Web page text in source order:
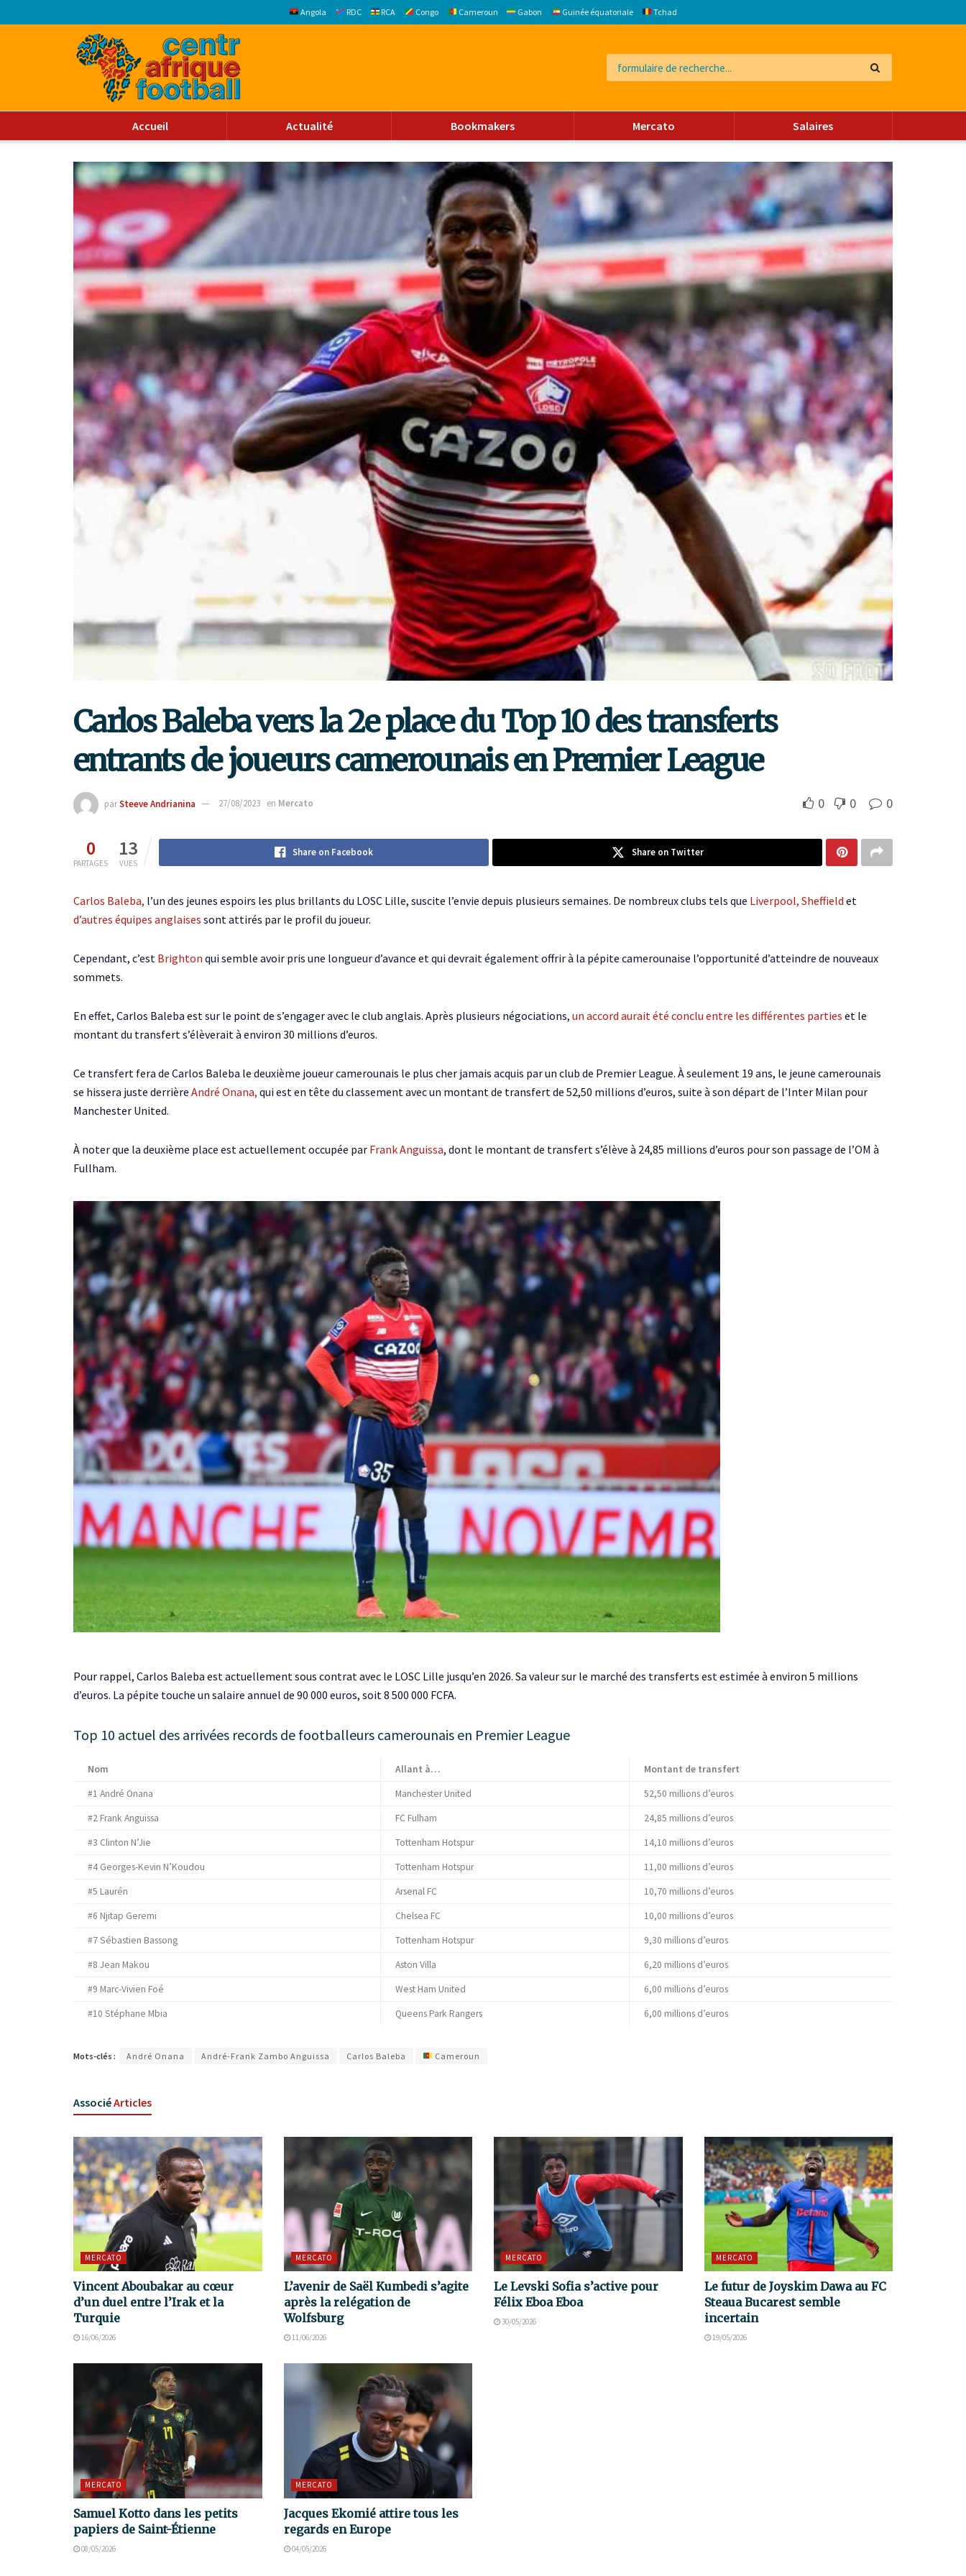
Angola RDC RCA Congo Cameroun Gabon Guinée équatoriale Tchad
Accueil Actualité Bookmakers Mercato Salaires
Carlos Baleba vers la 2e place du Top 10 des transferts
entrants de joueurs camerounais en Premier League
parSteeve Andrianina 27/08/2023 en Mercato 0 0 0
0
PARTAGES
13
VUES
Share on Facebook Share on Twitter
Carlos Baleba, l’un des jeunes espoirs les plus brillants du LOSC Lille, suscite l’envie depuis plusieurs semaines. De nombreux clubs tels que Liverpool, Sheffield et
d’autres équipes anglaises sont attirés par le profil du joueur.
Cependant, c’est Brighton qui semble avoir pris une longueur d’avance et qui devrait également offrir à la pépite camerounaise l’opportunité d’atteindre de nouveaux
sommets.
En effet, Carlos Baleba est sur le point de s’engager avec le club anglais. Après plusieurs négociations, un accord aurait été conclu entre les différentes parties et le
montant du transfert s’élèverait à environ 30 millions d’euros.
Ce transfert fera de Carlos Baleba le deuxième joueur camerounais le plus cher jamais acquis par un club de Premier League. À seulement 19 ans, le jeune camerounais
se hissera juste derrière André Onana, qui est en tête du classement avec un montant de transfert de 52,50 millions d’euros, suite à son départ de l’Inter Milan pour
Manchester United.
À noter que la deuxième place est actuellement occupée par Frank Anguissa, dont le montant de transfert s’élève à 24,85 millions d’euros pour son passage de l’OM à
Fullham.
Pour rappel, Carlos Baleba est actuellement sous contrat avec le LOSC Lille jusqu’en 2026. Sa valeur sur le marché des transferts est estimée à environ 5 millions
d’euros. La pépite touche un salaire annuel de 90 000 euros, soit 8 500 000 FCFA.
Top 10 actuel des arrivées records de footballeurs camerounais en Premier League
Nom Allant à…
Montant de transfert
#1 André Onana
Manchester United
52,50 millions d’euros
#2 Frank Anguissa
FC Fulham
24,85 millions d’euros
#3 Clinton N’Jie
Tottenham Hotspur
14,10 millions d’euros
#4 Georges-Kevin N’Koudou
Tottenham Hotspur
11,00 millions d’euros
#5 Laurén
Arsenal FC
10,70 millions d’euros
#6 Njitap Geremi
Chelsea FC
10,00 millions d’euros
#7 Sébastien Bassong
Tottenham Hotspur
9,30 millions d’euros
#8 Jean Makou
Aston Villa
6,20 millions d’euros
#9 Marc-Vivien Foé
West Ham United
6,00 millions d’euros
#10 Stéphane Mbia
Queens Park Rangers 6,00 millions d’euros
Mots-clés : André Onana André-Frank Zambo Anguissa Carlos Baleba Cameroun
AssociéArticles
MERCATO
Vincent Aboubakar au cœur
d’un duel entre l’Irak et la
Turquie
16/06/2026
MERCATO
L’avenir de Saël Kumbedi s’agite
après la relégation de
Wolfsburg
11/06/2026
MERCATO
Le Levski Sofia s’active pour
Félix Eboa Eboa
30/05/2026
MERCATO
Le futur de Joyskim Dawa au FC
Steaua Bucarest semble
incertain
19/05/2026
MERCATO
Samuel Kotto dans les petits
papiers de Saint-Étienne
08/05/2026
MERCATO
Jacques Ekomié attire tous les
regards en Europe
04/05/2026